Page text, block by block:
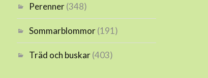
Perenner(348)
Sommarblommor(191)
Träd och buskar(403)